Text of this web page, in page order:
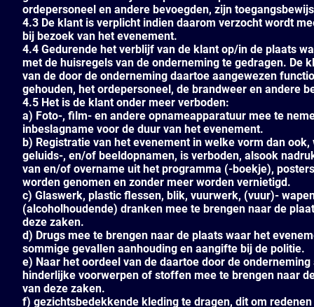
ordepersoneel en andere bevoegden, zijn
4.3 De klant is verplicht indien daarom verzocht wordt
bij bezoek van het evenement.
4.4 Gedurende het verblijf van de klant op/in de plaats
met de huisregels van de onderneming te gedragen.
van de door de onderneming daartoe aangewezen
gehouden, het ordepersoneel, de brandweer en andere
4.5 Het is de klant onder meer verboden:
a) Foto-, film- en andere opnameapparatuur mee te
inbeslagname voor de duur van het evenement.
b) Registratie van het evenement in welke vorm dan
geluids-, en/of beeldopnamen, is verboden, alsook
van en/of overname uit het programma (-boekje),
worden genomen en zonder meer worden vernietigd.
c) Glaswerk, plastic flessen, blik, vuurwerk, (vuur)-
(alcoholhoudende) dranken mee te brengen naar de
deze zaken.
d) Drugs mee te brengen naar de plaats waar het
sommige gevallen aanhouding en aangifte bij de politie.
e) Naar het oordeel van de daartoe door de
hinderlijke voorwerpen of stoffen mee te brengen naar
van deze zaken.
f) gezichtsbedekkende kleding te dragen, dit om